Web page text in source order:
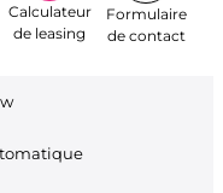
Calculateur
de leasing
Formulaire
de contact